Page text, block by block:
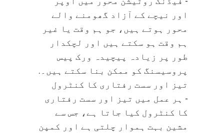
اور نیچے کے آزاد گھومنے والے
محور ہوتے ہیں، جو ہم وقت یا غیر
ہم وقت ہو سکتے ہیں اور لچکدار
طور پر زیادہ پیچیدہ ورک پیس
پروسیسنگ کو ممکن بنا سکتے ہیں۔.
تیز اور سست رفتاری کا کنٹرول
- ہر عمل میں تیز اور سست رفتاری
کا کنٹرول کیا جاتا ہے، جس سے
مشین بہت ہموار چلتی ہے اور کمپن